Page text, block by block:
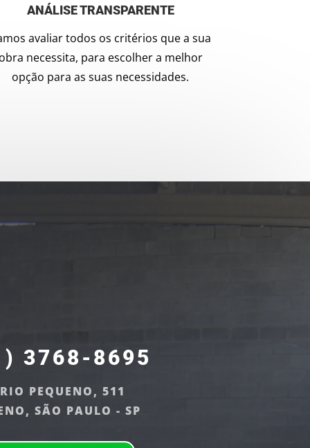
ANÁLISE TRANSPARENTE
avaliar todos os critérios que a sua
necessita, para escolher a melhor
opção para as suas necessidades.
3768-8695
PEQUENO, 511
SÃO PAULO - SP